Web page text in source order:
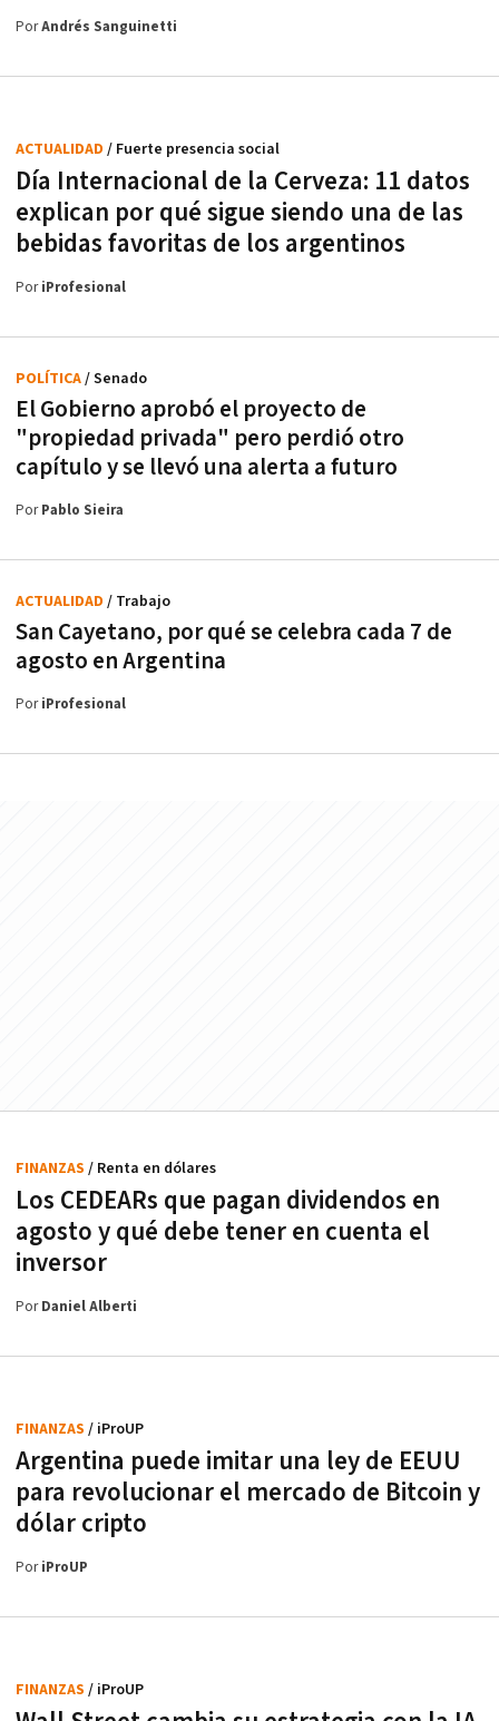
PorAndrés Sanguinetti
Día Internacional de la Cerveza: 11 datos
explican por qué sigue siendo una de las
bebidas favoritas de los argentinos
ACTUALIDAD / Fuerte presencia social
PoriProfesional
El Gobierno aprobó el proyecto de
"propiedad privada" pero perdió otro
capítulo y se llevó una alerta a futuro
POLÍTICA/ Senado
PorPablo Sieira
San Cayetano, por qué se celebra cada 7 de
agosto en Argentina
ACTUALIDAD / Trabajo
PoriProfesional
Los CEDEARs que pagan dividendos en
agosto y qué debe tener en cuenta el
inversor
FINANZAS / Renta en dólares
PorDaniel Alberti
Argentina puede imitar una ley de EEUU
para revolucionar el mercado de Bitcoin y
dólar cripto
FINANZAS / iProUP
PoriProUP
FINANZAS / iProUP